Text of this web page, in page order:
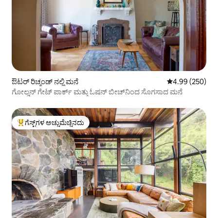
ಔಟರ್ ರಿಚ್ಮಂಡ್ ನಲ್ಲಿ ಮನೆ 5 ರಲ್ಲಿ 4.99
4.99 (250)
ಗೋಲ್ಡನ್ ಗೇಟ್ ಪಾರ್ಕ್ ಮತ್ತು ಓಷನ್ ಬೀಚ್‌ನಿಂದ ಸೊಗಸಾದ ಮನೆ
ಗೆಸ್ಟ್‌ಗಳಿಗೆ ಅತಿ ಹೆಚ್ಚು ಅಚ್ಚುಮೆಚ್ಚಿನದು
ಗೆಸ್ಟ್‌ಗಳ ಅಚ್ಚುಮೆಚ್ಚಿನದು